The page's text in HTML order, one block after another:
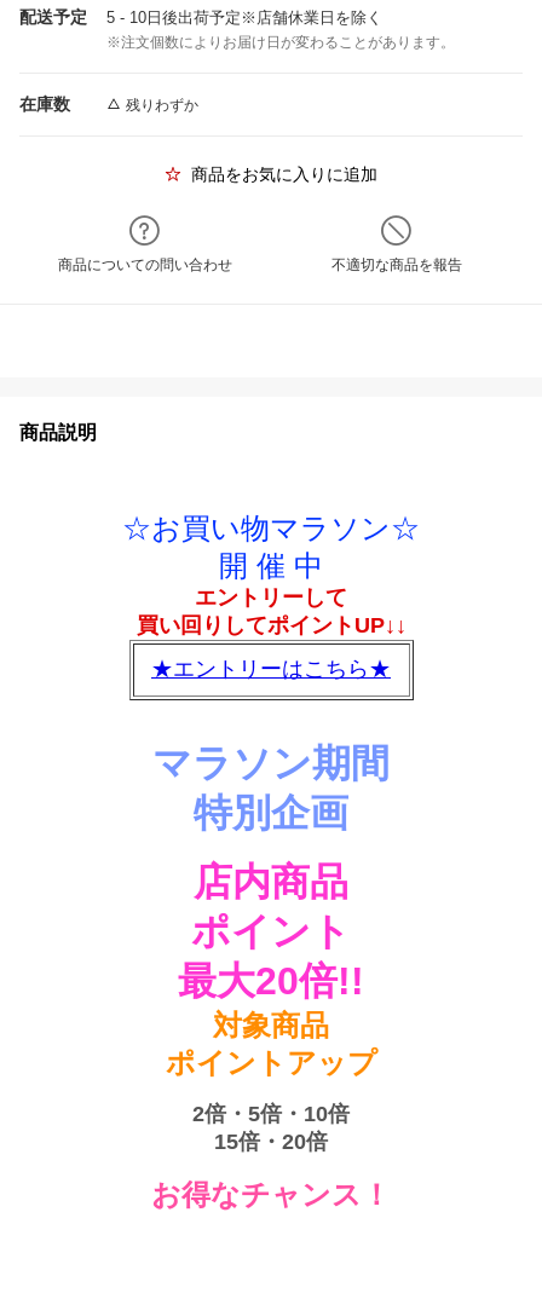
配送予定 5 - 10日後出荷予定※店舗休業日を除く
※注文個数によりお届け日が変わることがあります。
在庫数 残りわずか
商品をお気に入りに追加
商品についての問い合わせ 不適切な商品を報告
商品説明
☆お買い物マラソン☆
開 催 中
エントリーして
買い回りしてポイントUP↓↓
★エントリーはこちら★
マラソン期間
特別企画
店内商品
ポイント
最大20倍!!
対象商品
ポイントアップ
2倍・5倍・10倍
15倍・20倍
お得なチャンス！